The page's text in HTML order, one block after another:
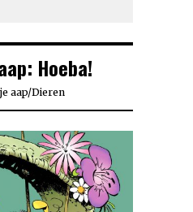
Hoeba!
aap/Dieren